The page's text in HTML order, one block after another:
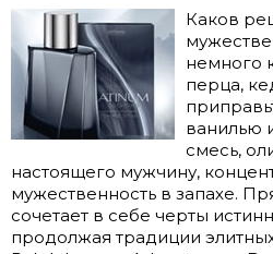
Каков
немного
перца,
ванилью
смесь,
настоящего мужчину,
мужественность в запахе.
сочетает в себе черты
продолжая традиции